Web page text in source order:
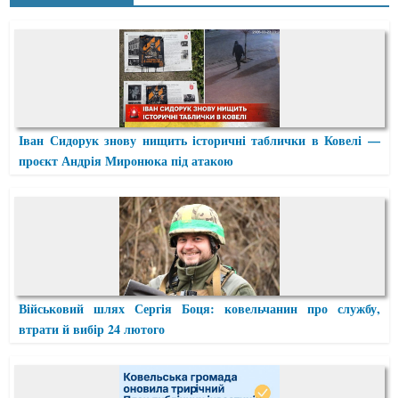
Іван Сидорук знову нищить історичні таблички в Ковелі —
проєкт Андрія Миронюка під атакою
Військовий шлях Сергія Боця: ковельчанин про службу,
втрати й вибір 24 лютого